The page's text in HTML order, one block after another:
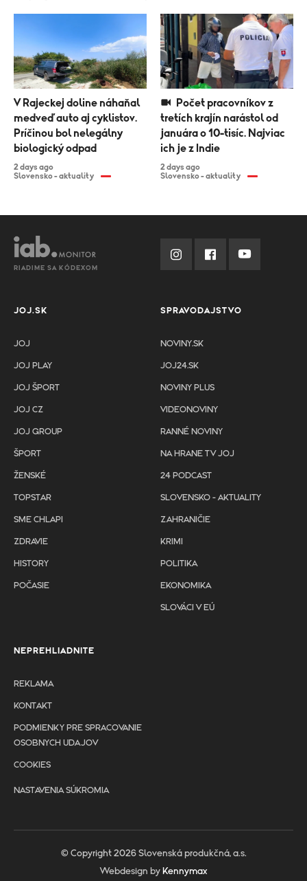
V Rajeckej doline náhaňal
medveď auto aj cyklistov.
Príčinou bol nelegálny
biologický odpad
2 days ago
Slovensko - aktuality
tretích krajín narástol od
januára o 10-tisíc. Najviac
ich je z Indie
2 days ago
Slovensko - aktuality
RIADIME SA KÓDEXOM
JOJ.SK
JOJ
JOJ PLAY
JOJ ŠPORT
JOJ CZ
JOJ GROUP
ŠPORT
ŽENSKÉ
TOPSTAR
SME CHLAPI
ZDRAVIE
HISTORY
POČASIE
SPRAVODAJSTVO
NOVINY.SK
JOJ24.SK
NOVINY PLUS
VIDEONOVINY
RANNÉ NOVINY
NA HRANE TV JOJ
24 PODCAST
SLOVENSKO - AKTUALITY
ZAHRANIČIE
KRIMI
POLITIKA
EKONOMIKA
SLOVÁCI V EÚ
NEPREHLIADNITE
REKLAMA
KONTAKT
PODMIENKY PRE SPRACOVANIE
OSOBNYCH UDAJOV
COOKIES
NASTAVENIA SÚKROMIA
© Copyright 2026 Slovenská produkčná, a.s.
Webdesign by Kennymax